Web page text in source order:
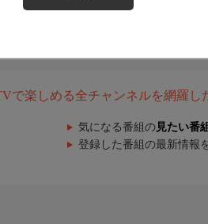
で楽しめる全チャンネルを網羅し
気になる番組の 見たい番組
登録した番組の最新情報